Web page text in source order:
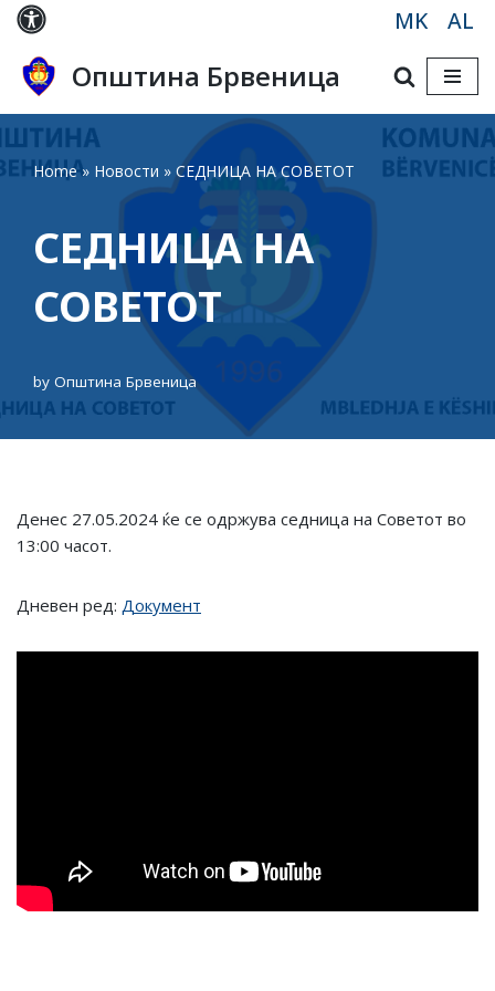
Skip
to
content
MK AL
Општина Брвеница
Home» Новости » СЕДНИЦА НА СОВЕТОТ
СЕДНИЦА НА
СОВЕТОТ
by Општина Брвеница
Денес 27.05.2024 ќе се одржува седница на Советот во
13:00 часот.
Дневен ред: Документ